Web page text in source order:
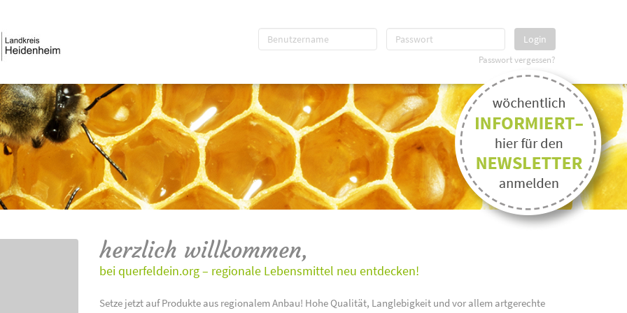
Login
Passwort vergessen?
herzlich willkommen,
bei querfeldein.org – regionale Lebensmittel neu entdecken!
Setze jetzt auf Produkte aus regionalem Anbau! Hohe Qualität, Langlebigkeit und vor allem artgerechte